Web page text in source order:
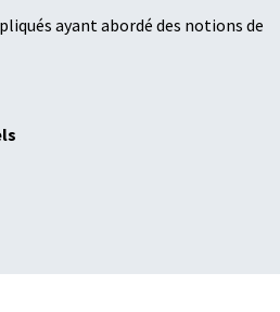
ayant abordé des notions de